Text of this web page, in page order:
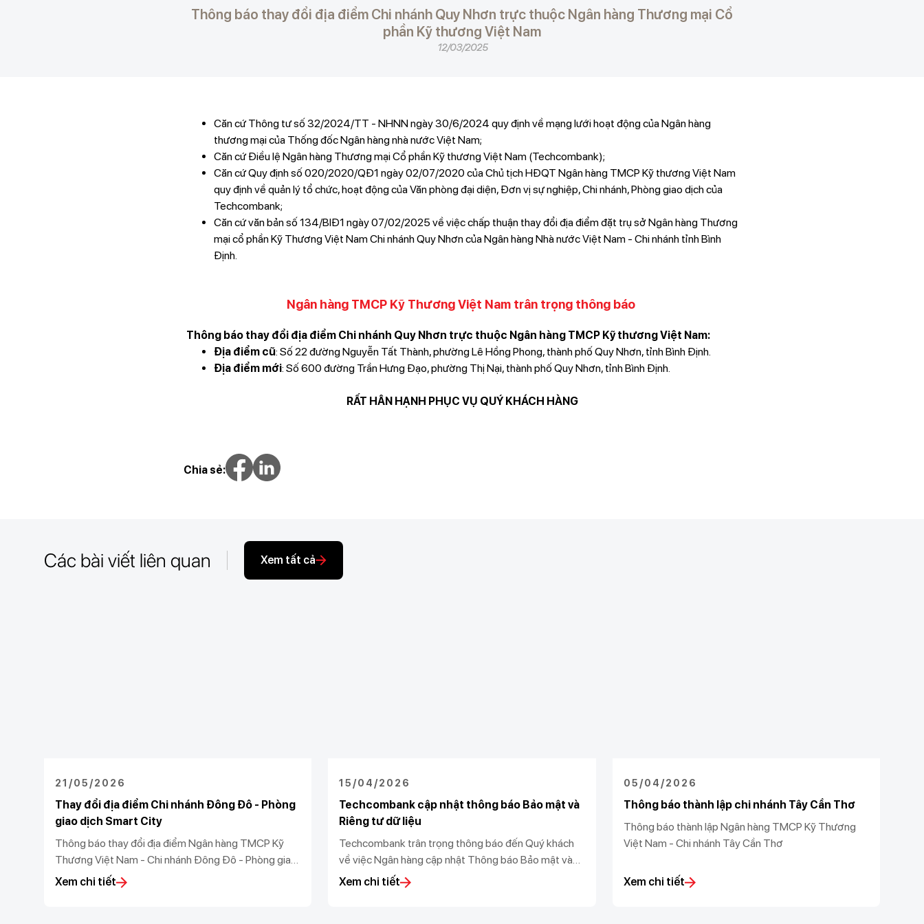
Thông báo thay đổi địa điểm Chi nhánh Quy Nhơn trực thuộc Ngân hàng Thương mại Cổ
phần Kỹ thương Việt Nam
12/03/2025
Căn cứ Thông tư số 32/2024/TT - NHNN ngày 30/6/2024 quy định về mạng lưới hoạt động của Ngân hàng
thương mại của Thống đốc Ngân hàng nhà nước Việt Nam;
Căn cứ Điều lệ Ngân hàng Thương mại Cổ phần Kỹ thương Việt Nam (Techcombank);
Căn cứ Quy định số 020/2020/QĐ1 ngày 02/07/2020 của Chủ tịch HĐQT Ngân hàng TMCP Kỹ thương Việt Nam
quy định về quản lý tổ chức, hoạt động của Văn phòng đại diện, Đơn vị sự nghiệp, Chi nhánh, Phòng giao dịch của
Techcombank;
Căn cứ văn bản số 134/BIĐ1 ngày 07/02/2025 về việc chấp thuận thay đổi địa điểm đặt trụ sở Ngân hàng Thương
mại cổ phần Kỹ Thương Việt Nam Chi nhánh Quy Nhơn của Ngân hàng Nhà nước Việt Nam - Chi nhánh tỉnh Bình
Định.
Ngân hàng TMCP Kỹ Thương Việt Nam trân trọng thông báo
Thông báo thay đổi địa điểm Chi nhánh Quy Nhơn trực thuộc Ngân hàng TMCP Kỹ thương Việt Nam:
Địa điểm cũ: Số 22 đường Nguyễn Tất Thành, phường Lê Hồng Phong, thành phố Quy Nhơn, tỉnh Bình Định.
Địa điểm mới: Số 600 đường Trần Hưng Đạo, phường Thị Nại, thành phố Quy Nhơn, tỉnh Bình Định.
RẤT HÂN HẠNH PHỤC VỤ QUÝ KHÁCH HÀNG
Chia sẻ:
Các bài viết liên quan Xem tất cả
21/05/2026
Thay đổi địa điểm Chi nhánh Đông Đô - Phòng
giao dịch Smart City
Thông báo thay đổi địa điểm Ngân hàng TMCP Kỹ
Thương Việt Nam - Chi nhánh Đông Đô - Phòng giao
dịch Smart City
Xem chi tiết
15/04/2026
Techcombank cập nhật thông báo Bảo mật và
Riêng tư dữ liệu
Techcombank trân trọng thông báo đến Quý khách
về việc Ngân hàng cập nhật Thông báo Bảo mật và
Riêng tư dữ liệu (“Thông báo”) theo Luật bảo vệ dữ
liệu cá nhân 91/2025/QH15 và Nghị định số
Xem chi tiết
05/04/2026
Thông báo thành lập chi nhánh Tây Cần Thơ
Thông báo thành lập Ngân hàng TMCP Kỹ Thương
Việt Nam - Chi nhánh Tây Cần Thơ
Xem chi tiết